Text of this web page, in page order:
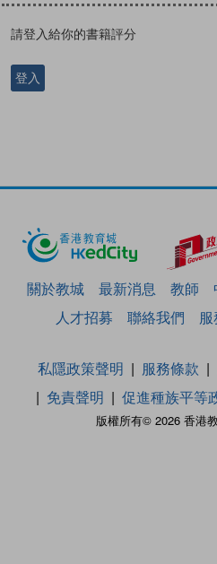
請登入給你的書籍評分
登入
關於教城 最新消息 教師
人才招募
聯絡我們
版權所有© 2026 香港
私隱政策聲明 服務條款
免責聲明
促進種族平等